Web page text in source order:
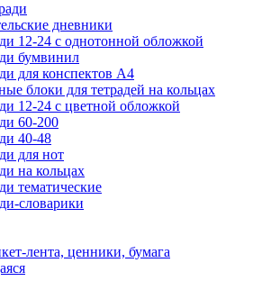
дневники
12-24 с однотонной обложкой
бумвинил
для конспектов А4
блоки для тетрадей на кольцах
12-24 с цветной обложкой
60-200
40-48
для нот
на кольцах
тематические
словарики
лента, ценники, бумага